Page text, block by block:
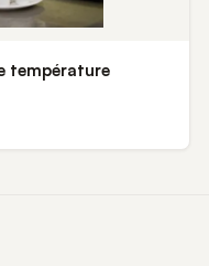
température